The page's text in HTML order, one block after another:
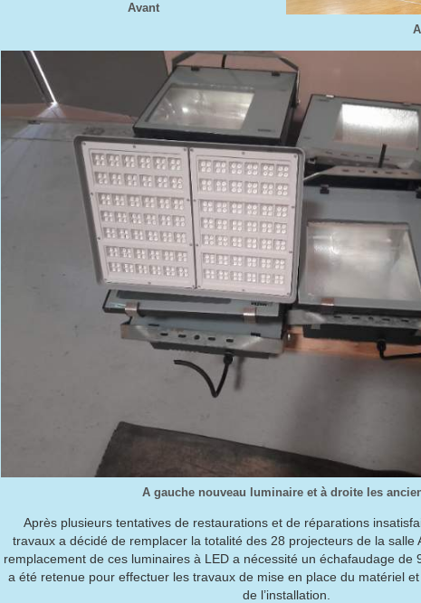
Avant
A gauche nouveau luminaire et à droite les
Après plusieurs tentatives de restaurations et de réparations
travaux a décidé de remplacer la totalité des 28 projecteurs de la salle
remplacement de ces luminaires à LED a nécessité un échafaudage de
a été retenue pour effectuer les travaux de mise en place du matériel
de l’installation.